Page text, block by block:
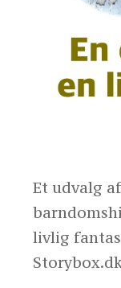
Et udvalg
livlig